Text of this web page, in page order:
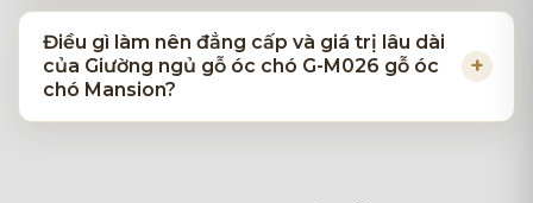
Điều gì làm nên đẳng cấp và giá trị lâu dài
của Giường ngủ gỗ óc chó G-M026 gỗ óc
chó Mansion?